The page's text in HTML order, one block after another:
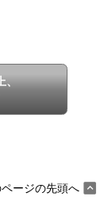
、
ページの先頭へ